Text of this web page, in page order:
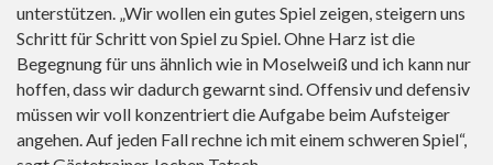
unterstützen. „Wir wollen ein gutes Spiel zeigen, steigern uns
Schritt für Schritt von Spiel zu Spiel. Ohne Harz ist die
Begegnung für uns ähnlich wie in Moselweiß und ich kann nur
hoffen, dass wir dadurch gewarnt sind. Offensiv und defensiv
müssen wir voll konzentriert die Aufgabe beim Aufsteiger
angehen. Auf jeden Fall rechne ich mit einem schweren Spiel“,